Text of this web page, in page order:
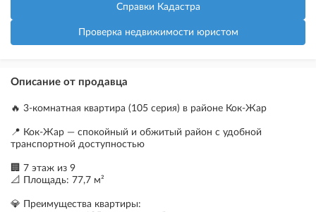
Справки Кадастра
Проверка недвижимости юристом
Описание от продавца
🔥 3-комнатная квартира (105 серия) в районе Кок-Жар
📍 Кок-Жар — спокойный и обжитый район с удобной
транспортной доступностью
🏢 7 этаж из 9
📐 Площадь: 77,7 м²
💎 Преимущества квартиры: